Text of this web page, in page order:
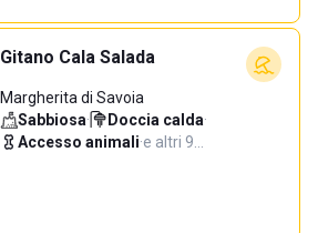
Gitano Cala Salada
Margherita di Savoia
Sabbiosa· Doccia calda·
Accesso animali·e altri 9…